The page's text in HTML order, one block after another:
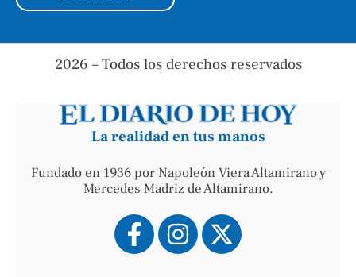
2026 – Todos los derechos reservados
La realidad en tus manos
Fundado en 1936 por Napoleón Viera Altamirano y
Mercedes Madriz de Altamirano.